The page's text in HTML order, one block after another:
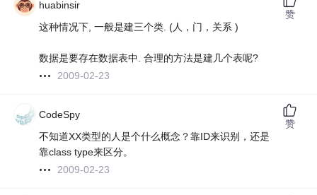
huabinsir
这种情况下, 一般是建三个类. (人，门，关系 )
数据是要存在数据表中. 合理的方法是建几个表呢?
2009-02-23
赞
CodeSpy
不知道XX类型的人是个什么概念？靠ID来识别，还是
靠class type来区分。
2009-02-23
赞